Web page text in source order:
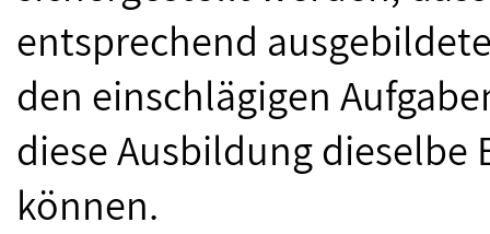
entsprechend
den einschlägigen
diese Ausbildung
können.